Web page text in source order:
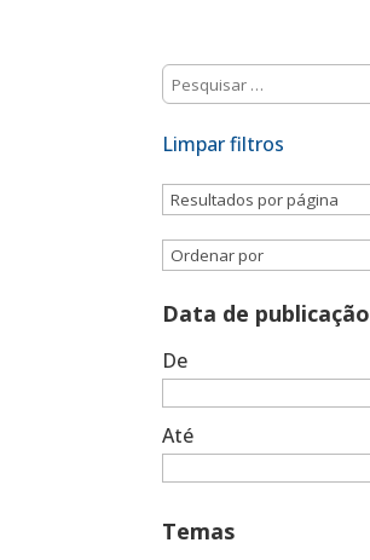
Limpar filtros
Data de publicação
De
Até
Temas